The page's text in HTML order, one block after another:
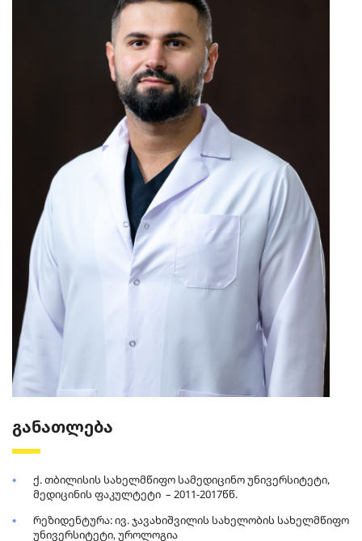
განათლება
ქ. თბილისის სახელმწიფო სამედიცინო უნივერსიტეტი,
მედიცინის ფაკულტეტი – 2011-2017წწ.
რეზიდენტურა: ივ. ჯავახიშვილის სახელობის სახელმწიფო
უნივერსიტეტი, უროლოგია